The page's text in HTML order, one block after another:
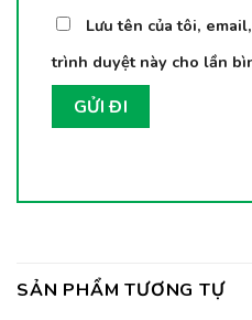
Lưu tên của tôi,
trình duyệt này cho lần
SẢN PHẨM TƯƠNG TỰ